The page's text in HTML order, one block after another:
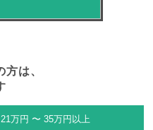
は、
万円 〜 35万円以上